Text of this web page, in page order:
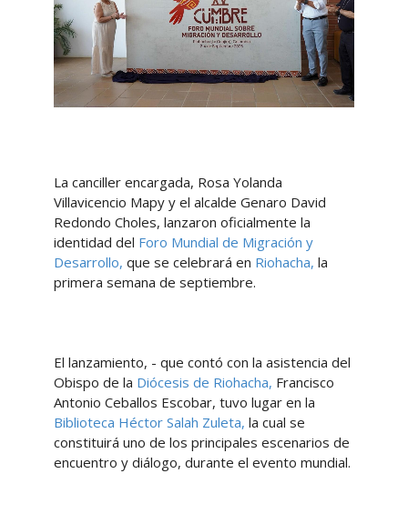
La canciller encargada, Rosa Yolanda
Villavicencio Mapy y el alcalde Genaro David
Redondo Choles, lanzaron oficialmente la
identidad del Foro Mundial de Migración y
Desarrollo, que se celebrará en Riohacha, la
primera semana de septiembre.
El lanzamiento, - que contó con la asistencia del
Obispo de la Diócesis de Riohacha, Francisco
Antonio Ceballos Escobar, tuvo lugar en la
Biblioteca Héctor Salah Zuleta, la cual se
constituirá uno de los principales escenarios de
encuentro y diálogo, durante el evento mundial.